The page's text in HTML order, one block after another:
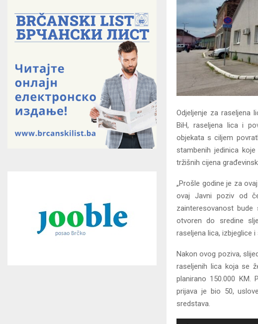
Odjeljenje za raseljena
BiH, raseljena lica i
objekata s ciljem
stambenih jedinica
tržišnih cijena
„Prošle godine je za
ovaj Javni poziv od
zainteresovanost
otvoren do sredine
raseljena lica, izbjeglice
Nakon ovog poziva,
raseljenih lica koja se
planirano 150.000 KM.
prijava je bio 50,
sredstava.